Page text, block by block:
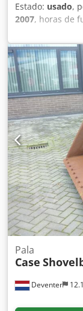
Estado: usado,
2007, horas de
cilindros, 345
Agpsha Pluma
Todas las
Enganche
HS80 Cazo de
transporte: 69 t
trabajo (4,14 m
La máquina ha
Informe a
los aceites y
aceite
tiene 6
Deventer
Pala
Case